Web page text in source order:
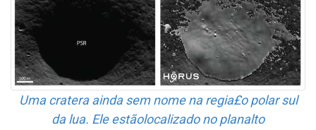
Uma cratera ainda sem nome na regia£o polar sul
da lua. Ele estãolocalizado no planalto